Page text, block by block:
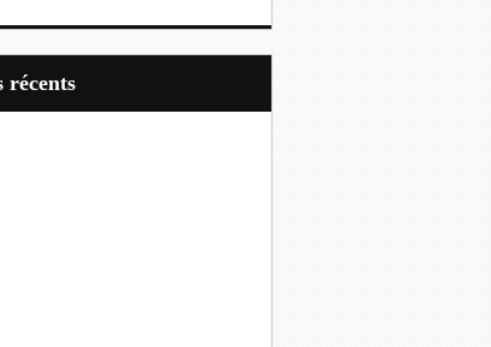
récents